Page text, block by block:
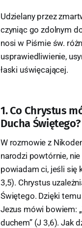
Udzielany przez
czyniąc go zdolnym
nosi w Piśmie św.
usprawiedliwienie,
łaski uświęcającej.
1. Co Chrystus
Ducha Świętego?
W rozmowie z
narodzi powtórnie,
powiadam ci, jeśli się
3,5). Chrystus
Świętego. Dzięki
Jezus mówi bowiem:
duchem” (J 3,6). Jak